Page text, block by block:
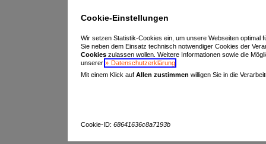
Cookie-Einstellungen
Wir setzen Statistik-Cookies ein, um unsere Webseiten
Sie neben dem Einsatz technisch notwendiger Cookies der
Cookieszulassen wollen. Weitere Informationen sowie die
unserer
Datenschutzerklärung.
Mit einem Klick auf Allen zustimmen willigen Sie in die
Cookie-ID: 68641636c8a7193b